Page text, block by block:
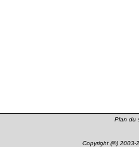
Plan du
Copyright (©) 2003-